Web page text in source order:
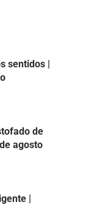
sentidos |
de
agosto
|